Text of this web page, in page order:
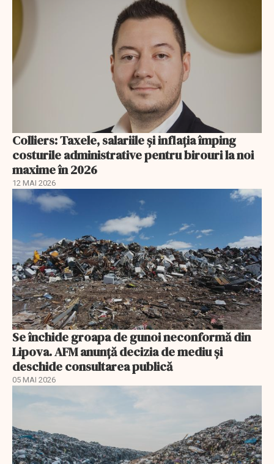
Colliers: Taxele, salariile și inflația împing
costurile administrative pentru birouri la noi
maxime în 2026
12 MAI 2026
Se închide groapa de gunoi neconformă din
Lipova. AFM anunță decizia de mediu și
deschide consultarea publică
05 MAI 2026